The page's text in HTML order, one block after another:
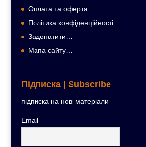
Оплата та оферта…
Політика конфіденційності…
Задонатити…
Мапа сайту…
Підписка | Subscribe
підписка на нові матеріали
Email